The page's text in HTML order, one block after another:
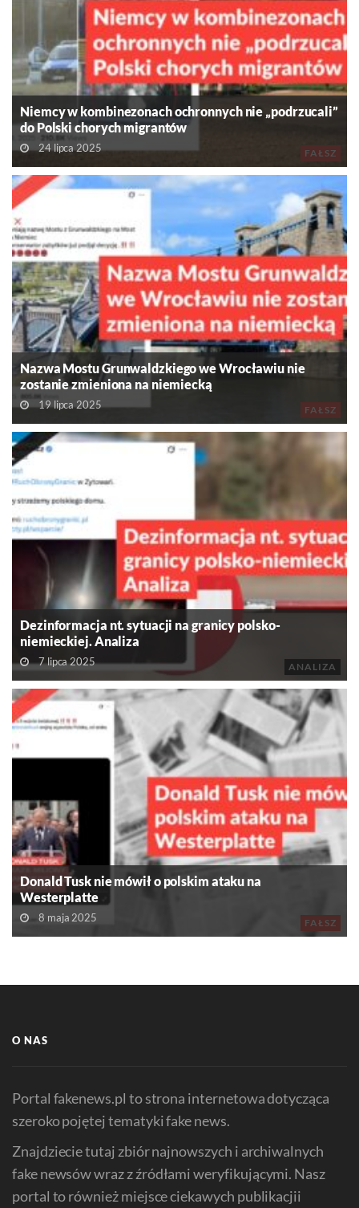
FAŁSZ
Niemcy w kombinezonach ochronnych nie „podrzucali”
do Polski chorych migrantów
24 lipca 2025
FAŁSZ
Nazwa Mostu Grunwaldzkiego we Wrocławiu nie
zostanie zmieniona na niemiecką
19 lipca 2025
ANALIZA
Dezinformacja nt. sytuacji na granicy polsko-
niemieckiej. Analiza
7 lipca 2025
FAŁSZ
Donald Tusk nie mówił o polskim ataku na
Westerplatte
8 maja 2025
O NAS
Portal fakenews.pl to strona internetowa dotycząca
szeroko pojętej tematyki fake news.
Znajdziecie tutaj zbiór najnowszych i archiwalnych
fake newsów wraz z źródłami weryfikującymi. Nasz
portal to również miejsce ciekawych publikacjii